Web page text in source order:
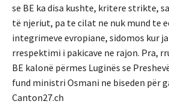
se BE ka disa kushte, kritere strikte,
të njeriut, pa te cilat ne nuk mund te
integrimeve evropiane, sidomos kur
rrespektimi i pakicave ne rajon. Pra,
BE kalonë përmes Luginës se
fund ministri Osmani ne biseden për
Canton27.ch